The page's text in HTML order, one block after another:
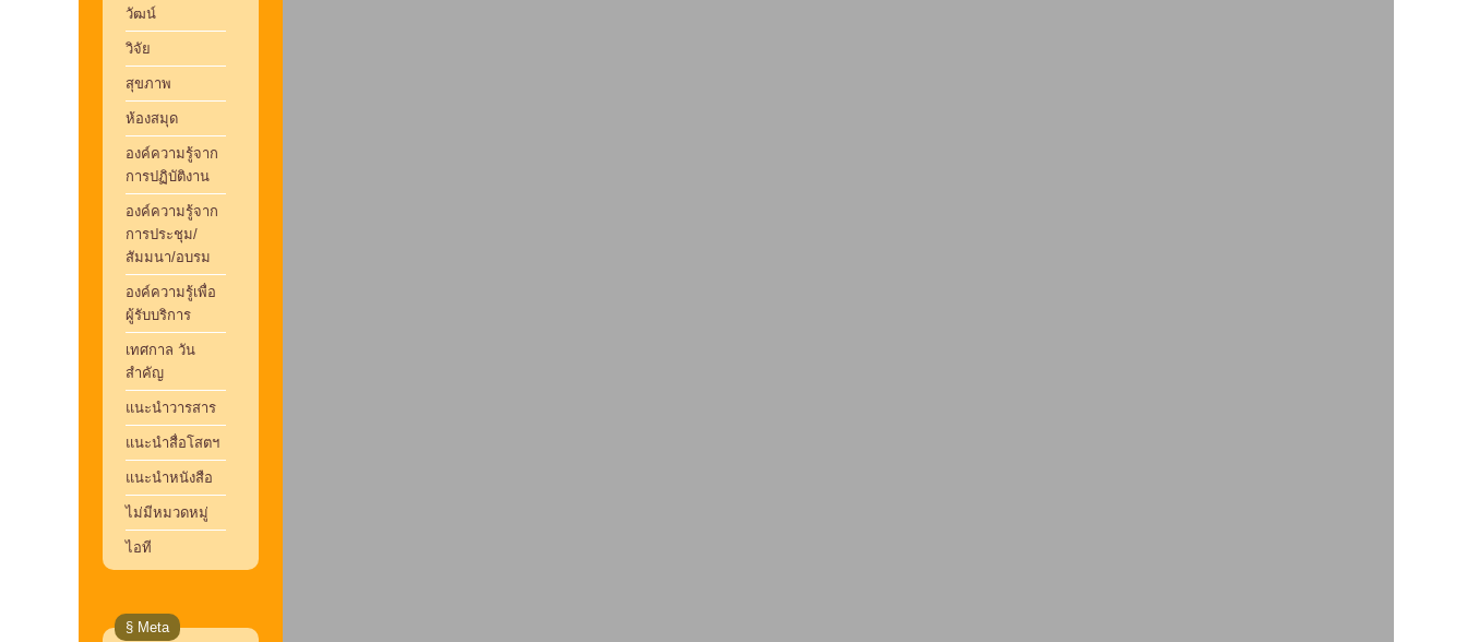
วัฒน์
วิจัย
สุขภาพ
ห้องสมุด
องค์ความรู้จาก
การปฏิบัติงาน
องค์ความรู้จาก
การประชุม/
สัมมนา/อบรม
องค์ความรู้เพื่อ
ผู้รับบริการ
เทศกาล วัน
สำคัญ
แนะนำวารสาร
แนะนำสื่อโสตฯ
แนะนำหนังสือ
ไม่มีหมวดหมู่
ไอที
§ Meta